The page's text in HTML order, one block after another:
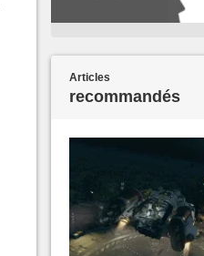
Articles
recommandés